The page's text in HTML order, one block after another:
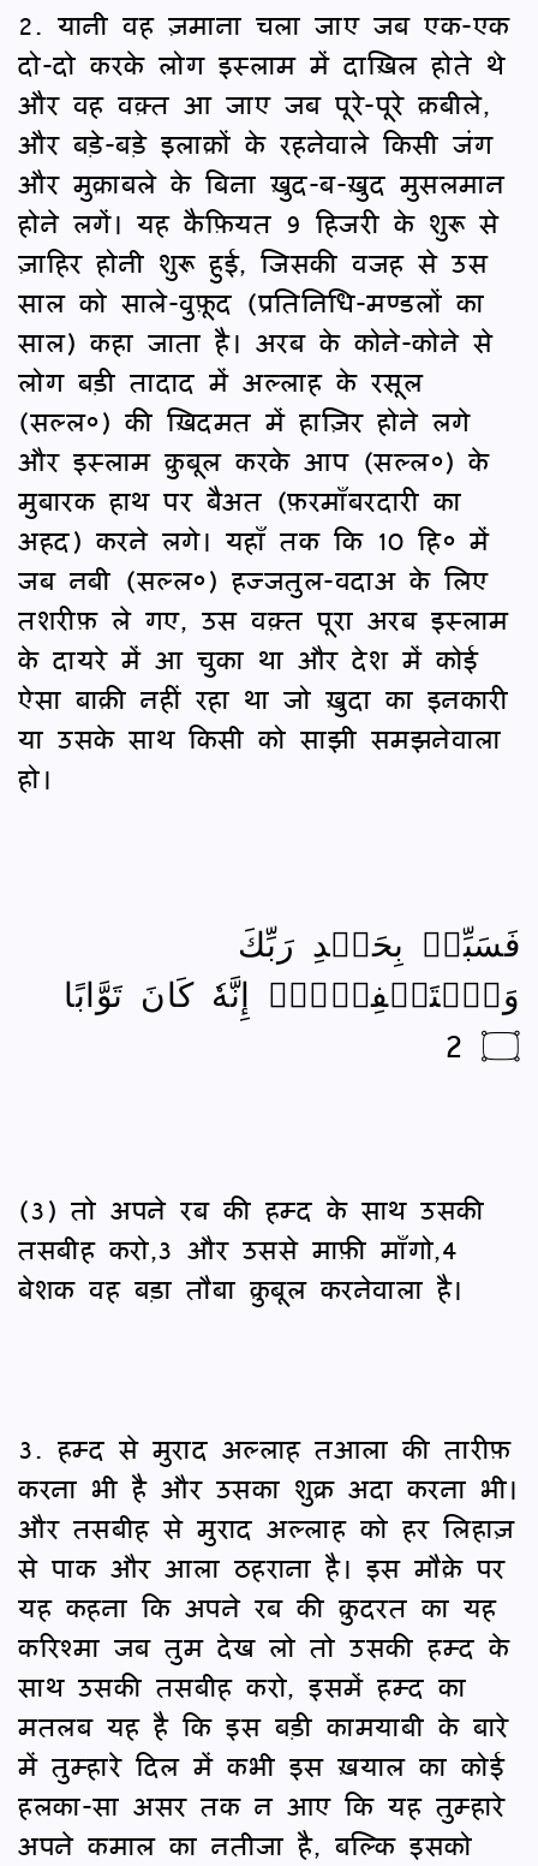
2. यानी वह ज़माना चला जाए जब एक-एक
दो-दो करके लोग इस्लाम में दाख़िल होते थे
और वह वक़्त आ जाए जब पूरे-पूरे क़बीले,
और बड़े-बड़े इलाक़ों के रहनेवाले किसी जंग
और मुक़ाबले के बिना ख़ुद-ब-ख़ुद मुसलमान
होने लगें। यह कैफ़ियत 9 हिजरी के शुरू से
ज़ाहिर होनी शुरू हुई, जिसकी वजह से उस
साल को साले-वुफ़ूद (प्रतिनिधि-मण्डलों का
साल) कहा जाता है। अरब के कोने-कोने से
लोग बड़ी तादाद में अल्लाह के रसूल
(सल्ल०) की ख़िदमत में हाज़िर होने लगे
और इस्लाम क़ुबूल करके आप (सल्ल०) के
मुबारक हाथ पर बैअत (फ़रमाँबरदारी का
अहद) करने लगे। यहाँ तक कि 10 हि० में
जब नबी (सल्ल०) हज्जतुल-वदाअ के लिए
तशरीफ़ ले गए, उस वक़्त पूरा अरब इस्लाम
के दायरे में आ चुका था और देश में कोई
ऐसा बाक़ी नहीं रहा था जो ख़ुदा का इनकारी
या उसके साथ किसी को साझी समझनेवाला
हो।
فَسَبِّحۡ بِحَمۡدِ رَبِّكَ
وَٱسۡتَغۡفِرۡهُۚ إِنَّهٗ كَانَ تَوَّابًا
۝ 2
(3) तो अपने रब की हम्द के साथ उसकी
तसबीह करो,3 और उससे माफ़ी माँगो,4
बेशक वह बड़ा तौबा क़ुबूल करनेवाला है।
3. हम्द से मुराद अल्लाह तआला की तारीफ़
करना भी है और उसका शुक्र अदा करना भी।
और तसबीह से मुराद अल्लाह को हर लिहाज़
से पाक और आला ठहराना है। इस मौक़े पर
यह कहना कि अपने रब की क़ुदरत का यह
करिश्मा जब तुम देख लो तो उसकी हम्द के
साथ उसकी तसबीह करो, इसमें हम्द का
मतलब यह है कि इस बड़ी कामयाबी के बारे
में तुम्हारे दिल में कभी इस ख़याल का कोई
हलका-सा असर तक न आए कि यह तुम्हारे
अपने कमाल का नतीजा है, बल्कि इसको